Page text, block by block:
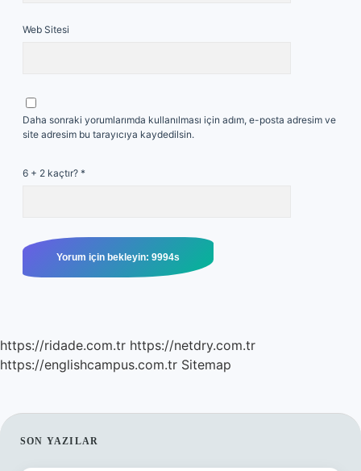
Web Sitesi
Daha sonraki yorumlarımda kullanılması için adım, e-posta adresim ve
site adresim bu tarayıcıya kaydedilsin.
6 + 2 kaçtır? *
https://ridade.com.tr https://netdry.com.tr
https://englishcampus.com.tr Sitemap
SIDEBAR
SON YAZILAR